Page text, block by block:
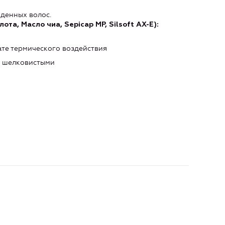
волос.
Масло чиа, Sepicap MP, Silsoft AX-Е):
термического воздействия
шелковистыми